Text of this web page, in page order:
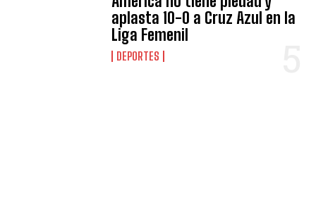
aplasta 10-0 a Cruz Azul en la
Liga Femenil
DEPORTES